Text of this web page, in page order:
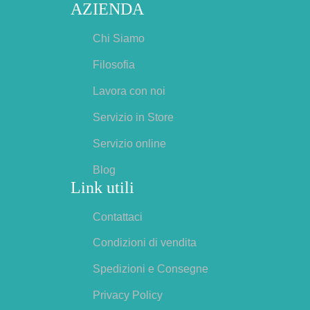
AZIENDA
Chi Siamo
Filosofia
Lavora con noi
Servizio in Store
Servizio online
Blog
Link utili
Contattaci
Condizioni di vendita
Spedizioni e Consegne
Privacy Policy